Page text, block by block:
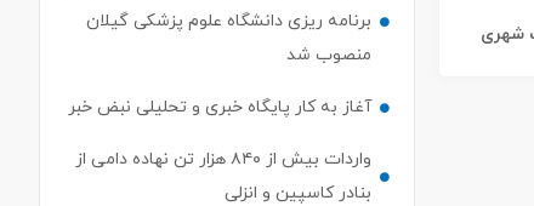
شهری
برنامه ریزی دانشگاه علوم پزشکی گیلان
منصوب شد
آغاز به کار پایگاه خبری و تحلیلی نبض خبر
واردات بیش از ۸۴۰ هزار تن نهاده دامی از
بنادر كاسپین و انزلی